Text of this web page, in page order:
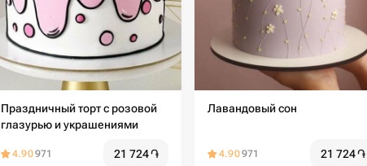
Праздничный торт с розовой
глазурью и украшениями
4.90971 21 724֏
Лавандовый сон
4.90971 21 724֏